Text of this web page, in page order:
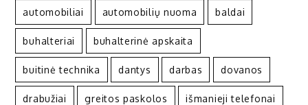
automobiliai automobilių nuoma baldai
buhalteriai buhalterinė apskaita
buitinė technika dantys darbas dovanos
drabužiai greitos paskolos išmanieji telefonai